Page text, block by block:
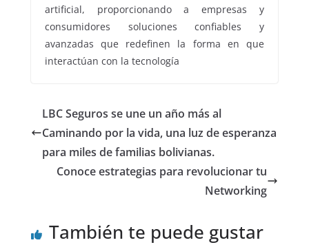
artificial, proporcionando a empresas y
consumidores soluciones confiables y
avanzadas que redefinen la forma en que
interactúan con la tecnología
LBC Seguros se une un año más al
Caminando por la vida, una luz de esperanza
para miles de familias bolivianas.
Conoce estrategias para revolucionar tu
Networking
También te puede gustar